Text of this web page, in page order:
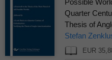
Possible
Quarter
Thesis of
Stefan
EUR